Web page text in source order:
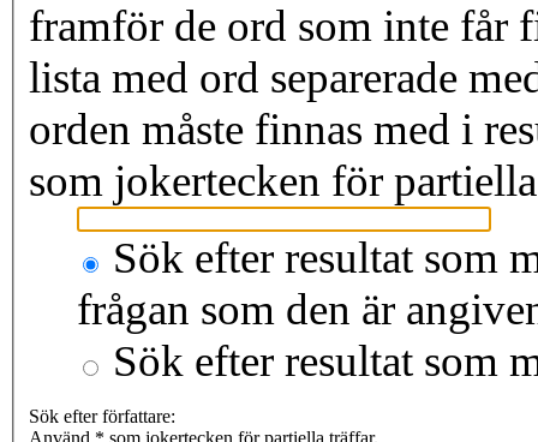
framför de ord som inte får
lista med ord separerade
orden måste finnas med i
som jokertecken för
Sök efter resultat som
frågan som den är
Sök efter resultat som
Sök efter författare:
Använd * som jokertecken för partiella träffar.